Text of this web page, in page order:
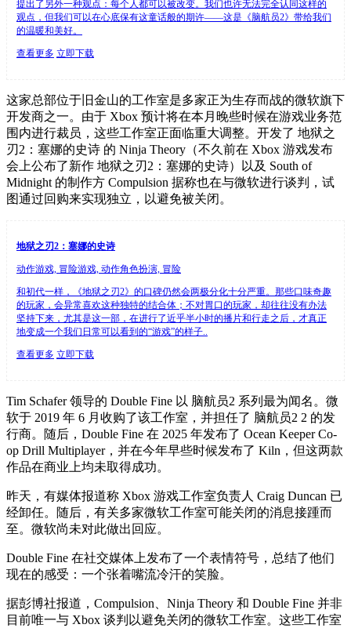
提出了另外一种观点：每个人都可以被改变。我们也许无法完全认同这样的
观点，但我们可以在心底保有这童话般的期许——这是《脑航员2》带给我们
的温暖和美好。
查看更多 立即下载
这家总部位于旧金山的工作室是多家正为生存而战的微软旗下
开发商之一。由于 Xbox 预计将在本月晚些时候在游戏业务范
围内进行裁员，这些工作室正面临重大调整。开发了 地狱之
刃2：塞娜的史诗 的 Ninja Theory（不久前在 Xbox 游戏发布
会上公布了新作 地狱之刃2：塞娜的史诗）以及 South of
Midnight 的制作方 Compulsion 据称也在与微软进行谈判，试
图通过回购来实现独立，以避免被关闭。
地狱之刃2：塞娜的史诗
动作游戏, 冒险游戏, 动作角色扮演, 冒险
和初代一样，《地狱之刃2》的口碑仍然会两极分化十分严重。那些口味奇趣
的玩家，会异常喜欢这种独特的结合体；不对胃口的玩家，却往往没有办法
坚持下来，尤其是这一部，在进行了近乎半小时的播片和行走之后，才真正
地变成一个我们日常可以看到的“游戏”的样子..
查看更多 立即下载
Tim Schafer 领导的 Double Fine 以 脑航员2 系列最为闻名。微
软于 2019 年 6 月收购了该工作室，并担任了 脑航员2 2 的发
行商。随后，Double Fine 在 2025 年发布了 Ocean Keeper Co-
op Drill Multiplayer，并在今年早些时候发布了 Kiln，但这两款
作品在商业上均未取得成功。
昨天，有媒体报道称 Xbox 游戏工作室负责人 Craig Duncan 已
经卸任。随后，有关多家微软工作室可能关闭的消息接踵而
至。微软尚未对此做出回应。
Double Fine 在社交媒体上发布了一个表情符号，总结了他们
现在的感受：一个张着嘴流冷汗的笑脸。
据彭博社报道，Compulsion、Ninja Theory 和 Double Fine 并非
目前唯一与 Xbox 谈判以避免关闭的微软工作室。这些工作室